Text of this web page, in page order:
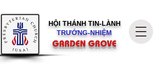
HỘI THÁNH TIN-LÀNH
TRƯỞNG-NHIỆM
GARDEN GROVE